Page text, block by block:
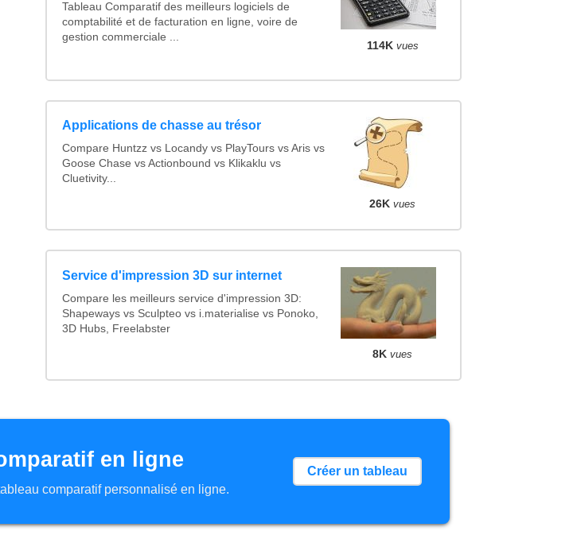
Tableau Comparatif des meilleurs logiciels de
comptabilité et de facturation en ligne, voire de
gestion commerciale ...
114K vues
Applications de chasse au trésor
Compare Huntzz vs Locandy vs PlayTours vs Aris vs
Goose Chase vs Actionbound vs Klikaklu vs
Cluetivity...
26K vues
Service d'impression 3D sur internet
Compare les meilleurs service d'impression 3D:
Shapeways vs Sculpteo vs i.materialise vs Ponoko,
3D Hubs, Freelabster
8K vues
en ligne
comparatif personnalisé en ligne.
Créer un tableau